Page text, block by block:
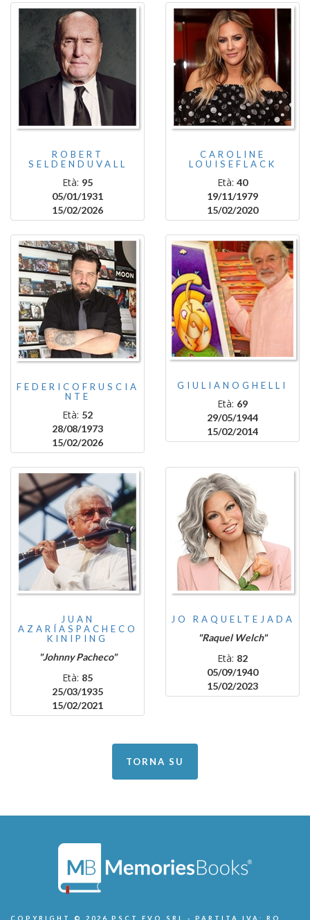
ROBERT
SELDENDUVALL
Età: 95
05/01/1931
15/02/2026
CAROLINE
LOUISEFLACK
Età: 40
19/11/1979
15/02/2020
FEDERICOFRUSCIA
NTE
Età: 52
28/08/1973
15/02/2026
GIULIANOGHELLI
Età: 69
29/05/1944
15/02/2014
JUAN
AZARÍASPACHECO
KINIPING
"Johnny Pacheco"
Età: 85
25/03/1935
15/02/2021
JO RAQUELTEJADA
"Raquel Welch"
Età: 82
05/09/1940
15/02/2023
TORNA SU
COPYRIGHT © 2026 PSCT EVO SRL - PARTITA IVA: RO